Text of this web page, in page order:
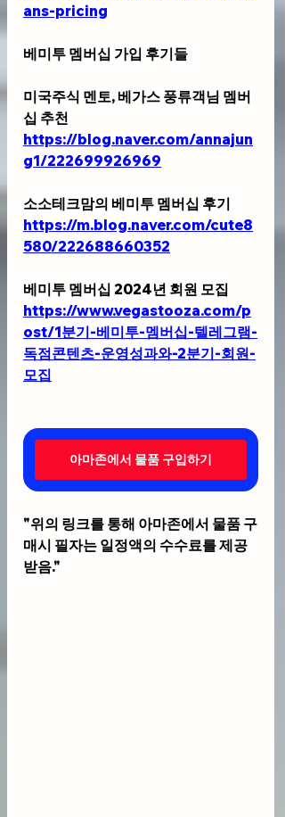
ans-pricing
베미투 멤버십 가입 후기들
미국주식 멘토, 베가스 풍류객님 멤버
십 추천
https://blog.naver.com/annajun
g1/222699926969
소소테크맘의 베미투 멤버십 후기
https://m.blog.naver.com/cute8
580/222688660352
베미투 멤버십 2024년 회원 모집
https://www.vegastooza.com/p
ost/1분기-베미투-멤버십-텔레그램-
독점콘텐츠-운영성과와-2분기-회원-
모집
아마존에서 물품 구입하기
"위의 링크를 통해 아마존에서 물품 구
매시 필자는 일정액의 수수료를 제공
받음."